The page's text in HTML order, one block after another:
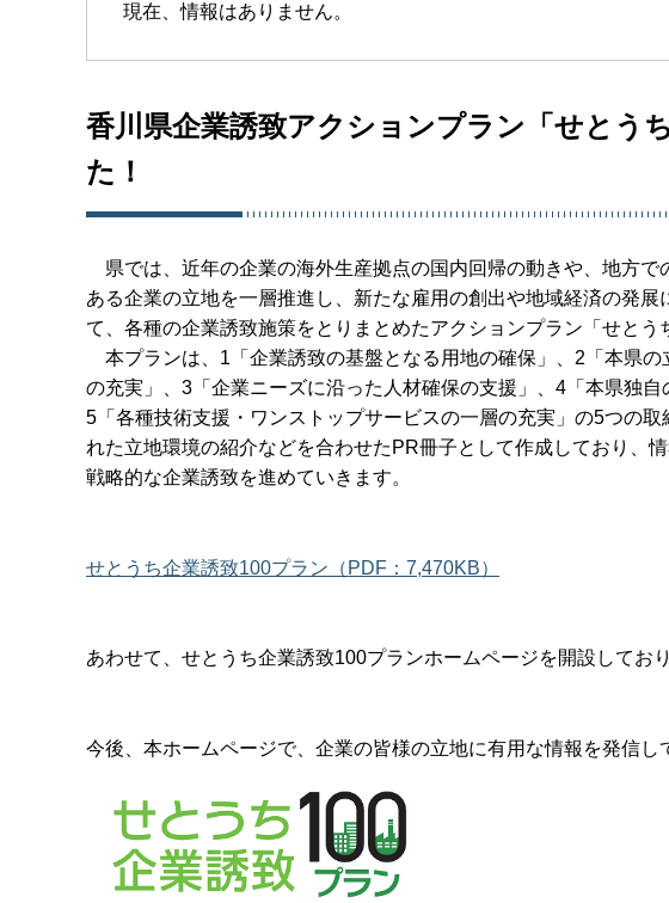
現在、情報はありません。
香川県企業誘致アクションプラン「せとう
た！
県では、近年の企業の海外生産拠点の国内回帰の動きや、地方で
ある企業の立地を一層推進し、新たな雇用の創出や地域経済の発
て、各種の企業誘致施策をとりまとめたアクションプラン「せとう
本プランは、1「企業誘致の基盤となる用地の確保」、2「本県
の充実」、3「企業ニーズに沿った人材確保の支援」、4「本県独
5「各種技術支援・ワンストップサービスの一層の充実」の5つの
れた立地環境の紹介などを合わせたPR冊子として作成しており、
戦略的な企業誘致を進めていきます。
せとうち企業誘致100プラン（PDF：7,470KB）
あわせて、せとうち企業誘致100プランホームページを開設しており
今後、本ホームページで、企業の皆様の立地に有用な情報を発信し